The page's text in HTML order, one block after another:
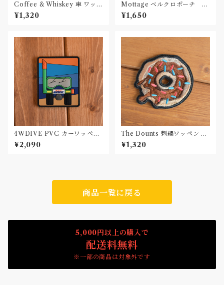
Coffee & Whiskey 車 ワッペ
ン カー パッチ
¥1,320
Mottage ベルクロポーチ シ
ョルダーストラップ
¥1,650
4WDIVE PVC カーワッペン
Car Patch
¥2,090
The Dounts 刺繍ワッペン Pa
tch
¥1,320
商品一覧に戻る
5,000円以上の購入で
配送料無料
※一部の商品は対象外です